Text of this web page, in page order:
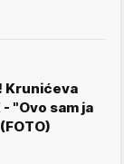
Krunićeva
"Ovo sam ja